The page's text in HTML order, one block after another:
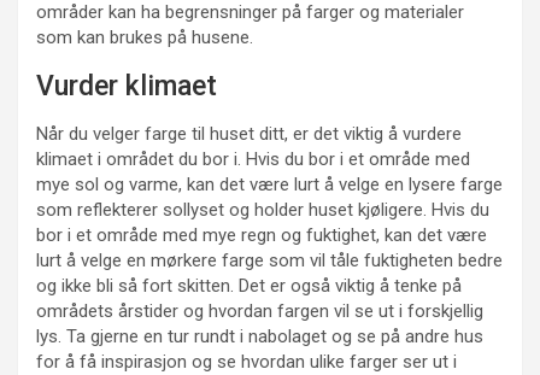
områder kan ha begrensninger på farger og materialer
som kan brukes på husene.
Vurder klimaet
Når du velger farge til huset ditt, er det viktig å vurdere
klimaet i området du bor i. Hvis du bor i et område med
mye sol og varme, kan det være lurt å velge en lysere farge
som reflekterer sollyset og holder huset kjøligere. Hvis du
bor i et område med mye regn og fuktighet, kan det være
lurt å velge en mørkere farge som vil tåle fuktigheten bedre
og ikke bli så fort skitten. Det er også viktig å tenke på
områdets årstider og hvordan fargen vil se ut i forskjellig
lys. Ta gjerne en tur rundt i nabolaget og se på andre hus
for å få inspirasjon og se hvordan ulike farger ser ut i